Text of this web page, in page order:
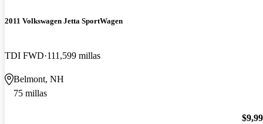
2011 Volkswagen Jetta SportWagen
TDI FWD 111,599 millas
Belmont, NH
75 millas